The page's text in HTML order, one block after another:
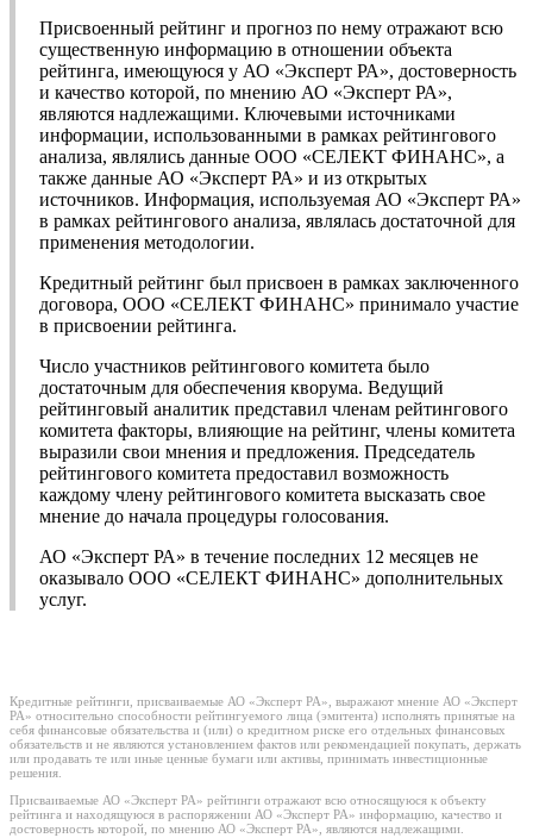
Присвоенный рейтинг и прогноз по нему отражают всю
существенную информацию в отношении объекта
рейтинга, имеющуюся у АО «Эксперт РА», достоверность
и качество которой, по мнению АО «Эксперт РА»,
являются надлежащими. Ключевыми источниками
информации, использованными в рамках рейтингового
анализа, являлись данные ООО «СЕЛЕКТ ФИНАНС», а
также данные АО «Эксперт РА» и из открытых
источников. Информация, используемая АО «Эксперт РА»
в рамках рейтингового анализа, являлась достаточной для
применения методологии.
Кредитный рейтинг был присвоен в рамках заключенного
договора, ООО «СЕЛЕКТ ФИНАНС» принимало участие
в присвоении рейтинга.
Число участников рейтингового комитета было
достаточным для обеспечения кворума. Ведущий
рейтинговый аналитик представил членам рейтингового
комитета факторы, влияющие на рейтинг, члены комитета
выразили свои мнения и предложения. Председатель
рейтингового комитета предоставил возможность
каждому члену рейтингового комитета высказать свое
мнение до начала процедуры голосования.
АО «Эксперт РА» в течение последних 12 месяцев не
оказывало ООО «СЕЛЕКТ ФИНАНС» дополнительных
услуг.
Кредитные рейтинги, присваиваемые АО «Эксперт РА», выражают мнение АО «Эксперт
РА» относительно способности рейтингуемого лица (эмитента) исполнять принятые на
себя финансовые обязательства и (или) о кредитном риске его отдельных финансовых
обязательств и не являются установлением фактов или рекомендацией покупать, держать
или продавать те или иные ценные бумаги или активы, принимать инвестиционные
решения.
Присваиваемые АО «Эксперт РА» рейтинги отражают всю относящуюся к объекту
рейтинга и находящуюся в распоряжении АО «Эксперт РА» информацию, качество и
достоверность которой, по мнению АО «Эксперт РА», являются надлежащими.